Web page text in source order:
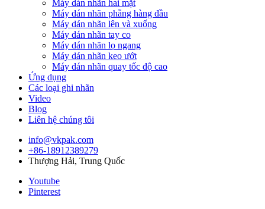
Máy dán nhãn hai mặt
Máy dán nhãn phẳng hàng đầu
Máy dán nhãn lên và xuống
Máy dán nhãn tay co
Máy dán nhãn lọ ngang
Máy dán nhãn keo ướt
Máy dán nhãn quay tốc độ cao
Ứng dụng
Các loại ghi nhãn
Video
Blog
Liên hệ chúng tôi
info@vkpak.com
+86-18912389279
Thượng Hải, Trung Quốc
Youtube
Pinterest